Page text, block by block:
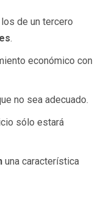
de un tercero
.
económico con
no sea adecuado.
sólo estará
una característica